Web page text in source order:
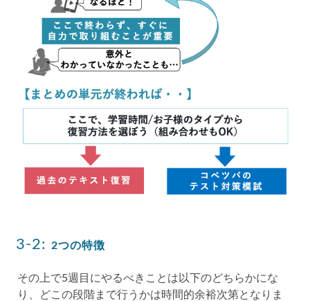
3-2: 2つの特徴
その上で5週目にやるべきことは以下のどちらかにな
り、どこの段階まで行うかは時間的余裕次第となりま